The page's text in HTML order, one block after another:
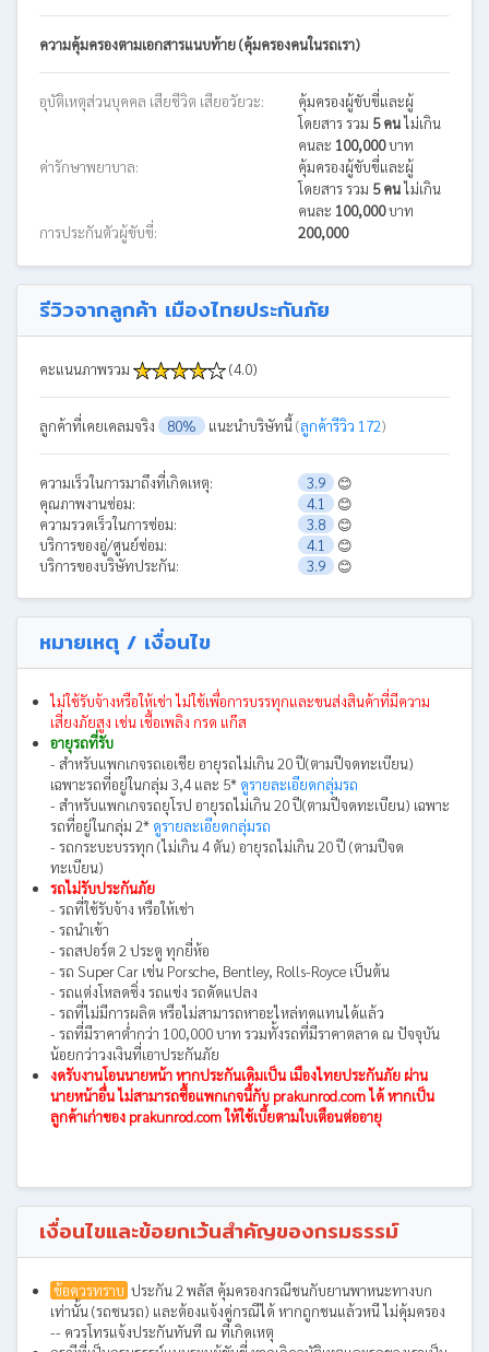
ความคุ้มครองตามเอกสารแนบท้าย (คุ้มครองคนในรถเรา)
อุบัติเหตุส่วนบุคคล เสียชีวิต เสียอวัยวะ:
คุ้มครองผู้ขับขี่และผู้
โดยสาร รวม 5 คนไม่เกิน
คนละ 100,000บาท
ค่ารักษาพยาบาล:
คุ้มครองผู้ขับขี่และผู้
โดยสาร รวม 5 คนไม่เกิน
คนละ 100,000บาท
การประกันตัวผู้ขับขี่:
200,000
รีวิวจากลูกค้า เมืองไทยประกันภัย
คะแนนภาพรวม (4.0)
ลูกค้าที่เคยเคลมจริง 80% แนะนำบริษัทนี้(ลูกค้ารีวิว 172)
ความเร็วในการมาถึงที่เกิดเหตุ: 3.9 😊
คุณภาพงานซ่อม:
4.1
😊
ความรวดเร็วในการซ่อม:
3.8 😊
บริการของอู่/ศูนย์ซ่อม:
4.1
😊
บริการของบริษัทประกัน:
3.9 😊
หมายเหตุ / เงื่อนไข
ไม่ใช้รับจ้างหรือให้เช่า ไม่ใช้เพื่อการบรรทุกและขนส่งสินค้าที่มีความ
เสี่ยงภัยสูง เช่น เชื้อเพลิง กรด แก๊ส
อายุรถที่รับ
- สำหรับแพกเกจรถเอเชีย อายุรถไม่เกิน 20 ปี(ตามปีจดทะเบียน)
เฉพาะรถที่อยู่ในกลุ่ม 3,4 และ 5* ดูรายละเอียดกลุ่มรถ
- สำหรับแพกเกจรถยุโรป อายุรถไม่เกิน 20 ปี(ตามปีจดทะเบียน) เฉพาะ
รถที่อยู่ในกลุ่ม 2* ดูรายละเอียดกลุ่มรถ
- รถกระบะบรรทุก (ไม่เกิน 4 ตัน) อายุรถไม่เกิน 20 ปี (ตามปีจด
ทะเบียน)
รถไม่รับประกันภัย
- รถที่ใช้รับจ้าง หรือให้เช่า
- รถนำเข้า
- รถสปอร์ต 2 ประตู ทุกยี่ห้อ
- รถ Super Car เช่น Porsche, Bentley, Rolls-Royce เป็นต้น
- รถแต่งโหลดซิ่ง รถแข่ง รถดัดแปลง
- รถที่ไม่มีการผลิต หรือไม่สามารถหาอะไหล่ทดแทนได้แล้ว
- รถที่มีราคาต่ำกว่า 100,000 บาท รวมทั้งรถที่มีราคาตลาด ณ ปัจจุบัน
น้อยกว่าวงเงินที่เอาประกันภัย
งดรับงานโอนนายหน้า หากประกันเดิมเป็น เมืองไทยประกันภัย ผ่าน
นายหน้าอื่น ไม่สามารถซื้อแพกเกจนี้กับ prakunrod.com ได้ หากเป็น
ลูกค้าเก่าของ prakunrod.com ให้ใช้เบี้ยตามใบเตือนต่ออายุ
เงื่อนไขและข้อยกเว้นสำคัญของกรมธรรม์
ข้อควรทราบ ประกัน 2 พลัส คุ้มครองกรณีชนกับยานพาหนะทางบก
เท่านั้น (รถชนรถ) และต้องแจ้งคู่กรณีได้ หากถูกชนแล้วหนี ไม่คุ้มครอง
-- ควรโทรแจ้งประกันทันที ณ ที่เกิดเหตุ